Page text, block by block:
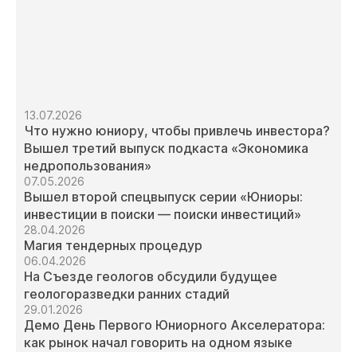
13.07.2026
Что нужно юниору, чтобы привлечь инвестора?
Вышел третий выпуск подкаста «Экономика
недропользования»
07.05.2026
Вышел второй спецвыпуск серии «Юниоры:
инвестиции в поиски — поиски инвестиций»
28.04.2026
Магия тендерных процедур
06.04.2026
На Съезде геологов обсудили будущее
геологоразведки ранних стадий
29.01.2026
Демо День Первого Юниорного Акселератора:
как рынок начал говорить на одном языке